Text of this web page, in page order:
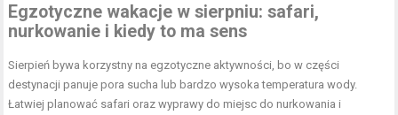
Egzotyczne wakacje w sierpniu: safari,
nurkowanie i kiedy to ma sens
Sierpień bywa korzystny na egzotyczne aktywności, bo w części
destynacji panuje pora sucha lub bardzo wysoka temperatura wody.
Łatwiej planować safari oraz wyprawy do miejsc do nurkowania i